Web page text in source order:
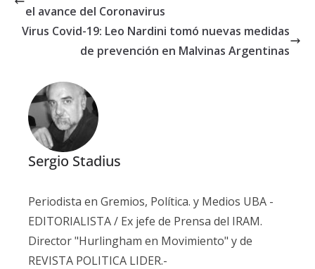
el avance del Coronavirus
Virus Covid-19: Leo Nardini tomó nuevas medidas
de prevención en Malvinas Argentinas
Sergio Stadius
Periodista en Gremios, Política. y Medios UBA -
EDITORIALISTA / Ex jefe de Prensa del IRAM.
Director "Hurlingham en Movimiento" y de
REVISTA POLITICA LIDER.-